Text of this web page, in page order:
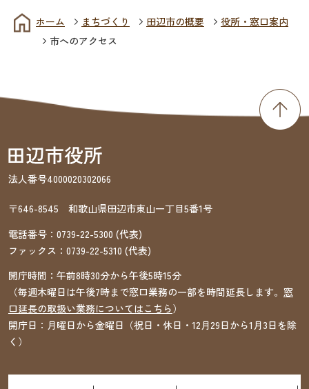
ホーム まちづくり 田辺市の概要
役所・窓口案内
市へのアクセス
法人番号4000020302066
〒646-8545 和歌山県田辺市東山一丁目5番1号
電話番号： 0739-22-5300 (代表)
ファックス： 0739-22-5310 (代表)
開庁時間：午前8時30分から午後5時15分
（毎週木曜日は午後7時まで窓口業務の一部を時間延長します。 窓
口延長の取扱い業務についてはこちら）
開庁日：月曜日から金曜日（祝日・休日・12月29日から1月3日を除
く）